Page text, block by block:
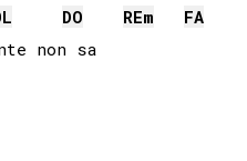
DO REm
FA
non sa